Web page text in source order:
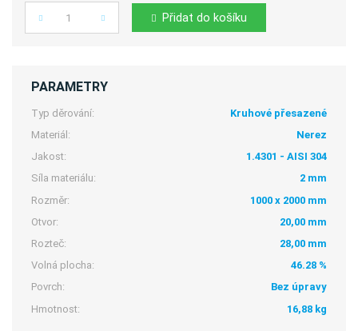
Počet Přidat do košíku
PARAMETRY
Typ děrování:
Kruhové přesazené
Materiál:
Nerez
Jakost:
1.4301 - AISI 304
Síla materiálu:
2 mm
Rozměr:
1000 x 2000 mm
Otvor:
20,00 mm
Rozteč:
28,00 mm
Volná plocha:
46.28 %
Povrch:
Bez úpravy
Hmotnost:
16,88 kg